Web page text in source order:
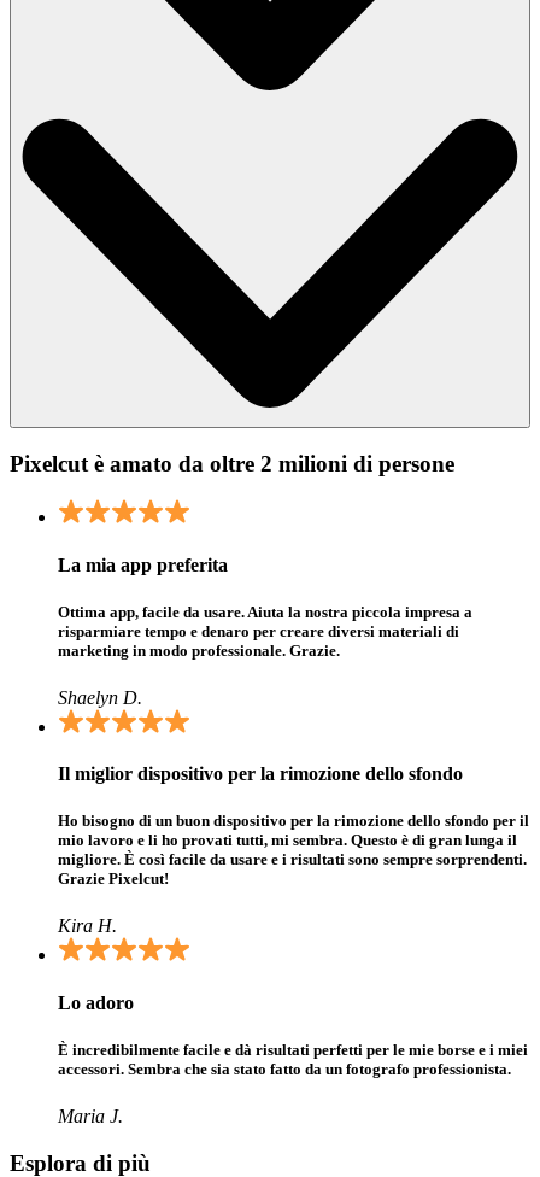
Pixelcut è amato da oltre 2 milioni di persone
La mia app preferita
Ottima app, facile da usare. Aiuta la nostra piccola impresa a
risparmiare tempo e denaro per creare diversi materiali di
marketing in modo professionale. Grazie.
Shaelyn D.
Il miglior dispositivo per la rimozione dello sfondo
Ho bisogno di un buon dispositivo per la rimozione dello sfondo per il
mio lavoro e li ho provati tutti, mi sembra. Questo è di gran lunga il
migliore. È così facile da usare e i risultati sono sempre sorprendenti.
Grazie Pixelcut!
Kira H.
Lo adoro
È incredibilmente facile e dà risultati perfetti per le mie borse e i miei
accessori. Sembra che sia stato fatto da un fotografo professionista.
Maria J.
Esplora di più